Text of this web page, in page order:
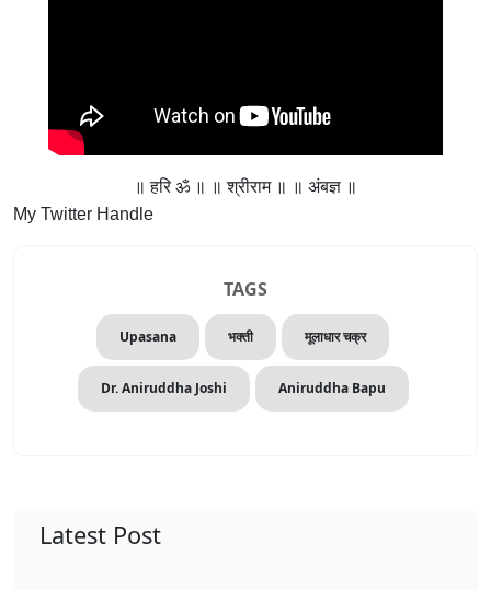
॥ हरि ॐ ॥ ॥ श्रीराम ॥ ॥ अंबज्ञ ॥
My Twitter Handle
TAGS
Upasana भक्ती मूलाधार चक्र
Dr. Aniruddha Joshi Aniruddha Bapu
Latest Post